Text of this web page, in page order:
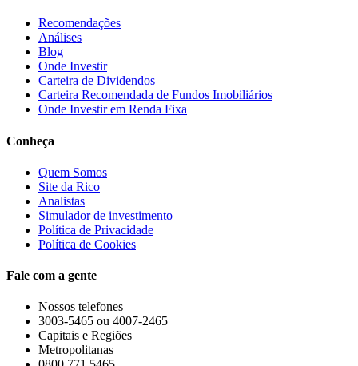
Recomendações
Análises
Blog
Onde Investir
Carteira de Dividendos
Carteira Recomendada de Fundos Imobiliários
Onde Investir em Renda Fixa
Conheça
Quem Somos
Site da Rico
Analistas
Simulador de investimento
Política de Privacidade
Política de Cookies
Fale com a gente
Nossos telefones
3003-5465 ou 4007-2465
Capitais e Regiões
Metropolitanas